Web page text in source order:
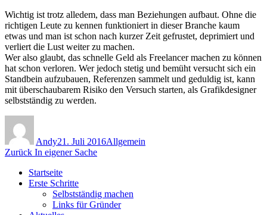
Wichtig ist trotz alledem, dass man Beziehungen aufbaut. Ohne die
richtigen Leute zu kennen funktioniert in dieser Branche kaum
etwas und man ist schon nach kurzer Zeit gefrustet, deprimiert und
verliert die Lust weiter zu machen.
Wer also glaubt, das schnelle Geld als Freelancer machen zu können
hat schon verloren. Wer jedoch stetig und bemüht versucht sich ein
Standbein aufzubauen, Referenzen sammelt und geduldig ist, kann
mit überschaubarem Risiko den Versuch starten, als Grafikdesigner
selbstständig zu werden.
Andy21. Juli 2016Allgemein
Beitragsnavigation
Zurück Vorheriger
In eigener Sache
Startseite
Erste Schritte
Selbstständig machen
Links für Gründer